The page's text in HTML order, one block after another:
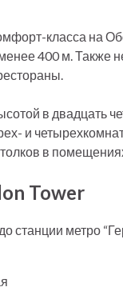
класса на
400 м. Также
в двадцать
и
в
Tower
станции метро